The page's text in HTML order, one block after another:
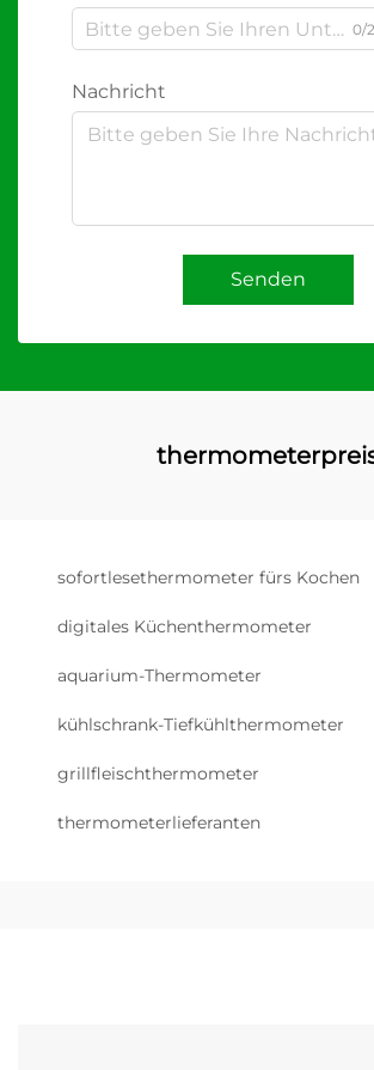
0/
Nachricht
Senden
sofortlesethermometer fürs Kochen
digitales Küchenthermometer
aquarium-Thermometer
kühlschrank-Tiefkühlthermometer
grillfleischthermometer
thermometerlieferanten